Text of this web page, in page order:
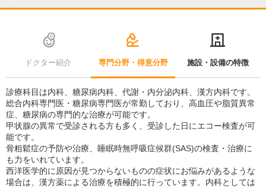
ドクター紹介 専門分野・得意分野 施設・設備の特徴
診療科目は内科、糖尿病内科、代謝・内分泌内科、漢方内科です。
総合内科専門医・糖尿病専門医が常勤しており、高血圧や脂質異常
症、糖尿病の専門的な治療が可能です。
甲状腺の異常で受診される方も多く、受診した日にエコー検査が可
能です。
骨粗鬆症の予防や治療、睡眠時無呼吸症候群(SAS)の検査・治療に
も力をいれています。
西洋医学的に原因が見つからないものの症状にお悩みがあるような
場合は、漢方薬による治療を積極的に行っています。内科としては